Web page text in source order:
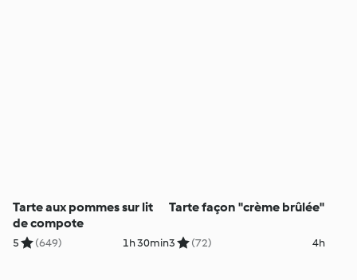
Tarte aux pommes sur lit
de compote
5 (649) 1h 30min
Tarte façon "crème brûlée"
3 (72) 4h